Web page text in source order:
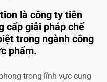
là công ty tiên
cấp giải pháp chế
trong ngành công
phẩm.
trong lĩnh vực cung